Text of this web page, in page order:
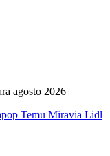
agosto 2026
Temu Miravia Lidl